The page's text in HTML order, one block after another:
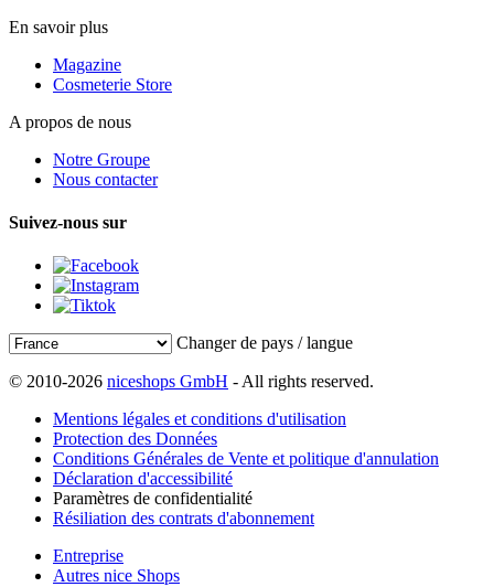
En savoir plus
Magazine
Cosmeterie Store
A propos de nous
Notre Groupe
Nous contacter
Suivez-nous sur
Changer de pays / langue
© 2010-2026 niceshops GmbH - All rights reserved.
Mentions légales et conditions d'utilisation
Protection des Données
Conditions Générales de Vente et politique d'annulation
Déclaration d'accessibilité
Paramètres de confidentialité
Résiliation des contrats d'abonnement
Entreprise
Autres nice Shops